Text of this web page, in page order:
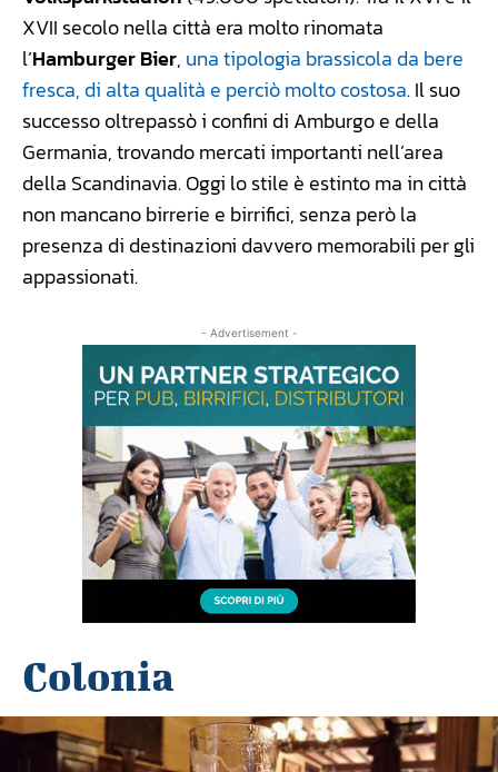
XVII secolo nella città era molto rinomata
l’Hamburger Bier, una tipologia brassicola da bere
fresca, di alta qualità e perciò molto costosa. Il suo
successo oltrepassò i confini di Amburgo e della
Germania, trovando mercati importanti nell’area
della Scandinavia. Oggi lo stile è estinto ma in città
non mancano birrerie e birrifici, senza però la
presenza di destinazioni davvero memorabili per gli
appassionati.
- Advertisement -
Colonia